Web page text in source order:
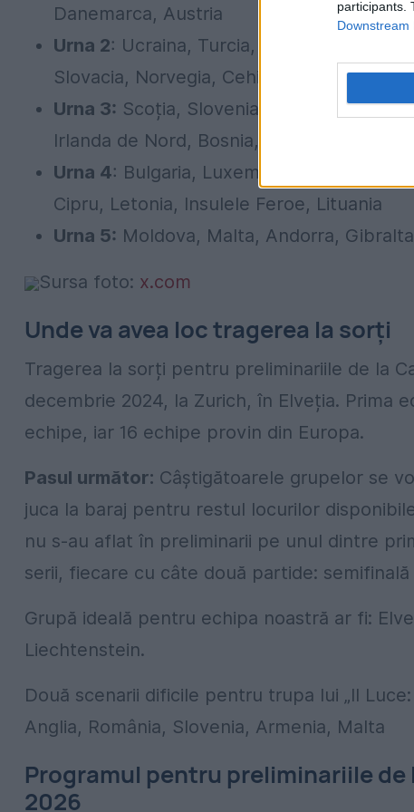
participants.
Downstream
Danemarca, Austria
Urna 2: Ucraina, Turcia, Suedia, Țara
Slovacia, Norvegia, Cehia
Urna 3: Scoția, Slovenia, Irlanda,
Irlanda de Nord, Bosnia, Muntenegru,
Urna 4: Bulgaria, Luxemburg, Belarus,
Cipru, Letonia, Insulele Feroe, Lituania
Urna 5: Moldova, Malta, Andorra,
Sursa foto: x.com
Unde va avea loc tragerea la sorți
Tragerea la sorți pentru preliminariile de la
decembrie 2024, la Zurich, în Elveția. Prima
echipe, iar 16 echipe provin din Europa.
Pasul următor: Câștigătoarele grupelor se
juca la baraj pentru restul locurilor
nu s-au aflat în preliminarii pe unul dintre
serii, fiecare cu câte două partide: semifinală
Grupă ideală pentru echipa noastră ar fi:
Liechtenstein.
Două scenarii dificile pentru trupa lui „Il
Anglia, România, Slovenia, Armenia, Malta
Programul pentru preliminariile
2026